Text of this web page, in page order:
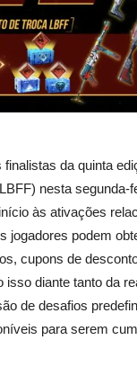
da quinta
nesta segunda-
às ativações
jogadores podem
cupons de
isso diante tanto da
de desafios
para serem